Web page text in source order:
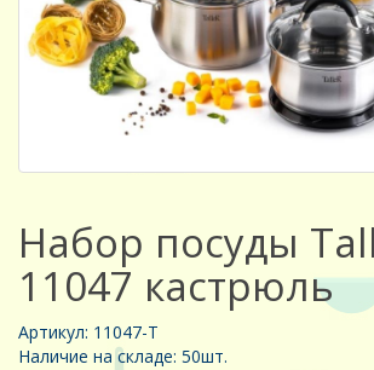
Набор посуды
11047 кастрюль
Артикул: 11047-Т
Наличие на складе: 50шт.